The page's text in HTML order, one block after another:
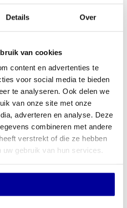
Details Over
van cookies
content en advertenties te
voor social media te bieden
te analyseren. Ook delen we
van onze site met onze
adverteren en analyse. Deze
combineren met andere
verstrekt of die ze hebben
gebruik van hun services.